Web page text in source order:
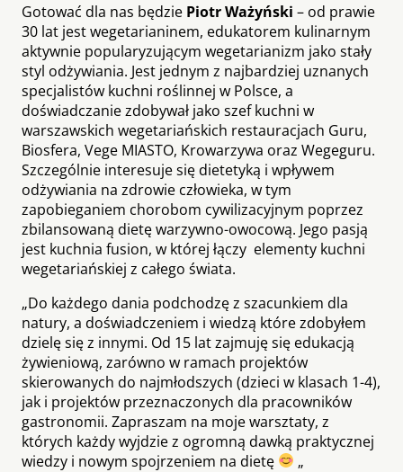
Gotować dla nas będzie Piotr Ważyński – od prawie
30 lat jest wegetarianinem, edukatorem kulinarnym
aktywnie popularyzującym wegetarianizm jako stały
styl odżywiania. Jest jednym z najbardziej uznanych
specjalistów kuchni roślinnej w Polsce, a
doświadczanie zdobywał jako szef kuchni w
warszawskich wegetariańskich restauracjach Guru,
Biosfera, Vege MIASTO, Krowarzywa oraz Wegeguru.
Szczególnie interesuje się dietetyką i wpływem
odżywiania na zdrowie człowieka, w tym
zapobieganiem chorobom cywilizacyjnym poprzez
zbilansowaną dietę warzywno-owocową. Jego pasją
jest kuchnia fusion, w której łączy elementy kuchni
wegetariańskiej z całego świata.
„Do każdego dania podchodzę z szacunkiem dla
natury, a doświadczeniem i wiedzą które zdobyłem
dzielę się z innymi. Od 15 lat zajmuję się edukacją
żywieniową, zarówno w ramach projektów
skierowanych do najmłodszych (dzieci w klasach 1-4),
jak i projektów przeznaczonych dla pracowników
gastronomii. Zapraszam na moje warsztaty, z
których każdy wyjdzie z ogromną dawką praktycznej
wiedzy i nowym spojrzeniem na dietę
„